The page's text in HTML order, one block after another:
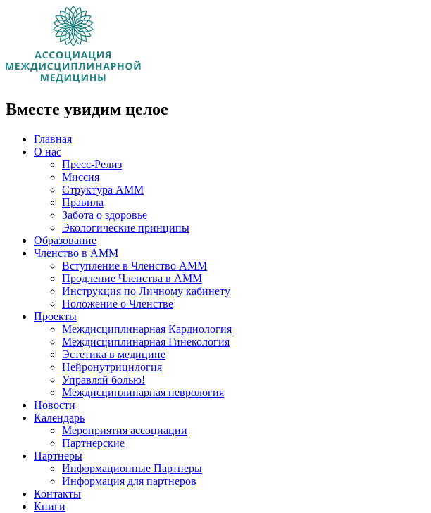
Вместе увидим целое
Главная
О нас
Пресс-Релиз
Миссия
Структура АММ
Правила
Забота о здоровье
Экологические принципы
Образование
Членство в АММ
Вступление в Членство АММ
Продление Членства в АММ
Инструкция по Личному кабинету
Положение о Членстве
Проекты
Междисциплинарная Кардиология
Междисциплинарная Гинекология
Эстетика в медицине
Нейронутрицилогия
Управляй болью!
Междисциплинарная неврология
Новости
Календарь
Мероприятия ассоциации
Партнерские
Партнеры
Информационные Партнеры
Информация для партнеров
Контакты
Книги